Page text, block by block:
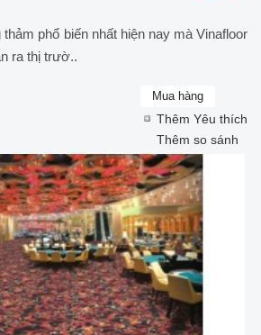
phổ biến nhất hiện nay mà Vinafloor
ra thị trườ..
Thêm Yêu thích
Thêm so sánh